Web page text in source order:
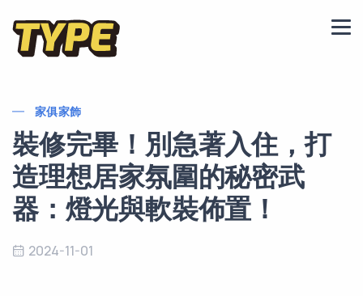
家俱家飾
裝修完畢！別急著入住，打
造理想居家氛圍的秘密武
器：燈光與軟裝佈置！
2024-11-01